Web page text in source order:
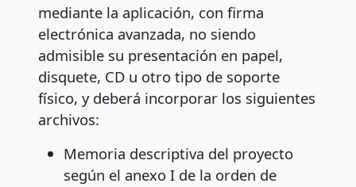
mediante la aplicación, con firma
electrónica avanzada, no siendo
admisible su presentación en papel,
disquete, CD u otro tipo de soporte
físico, y deberá incorporar los siguientes
archivos:
Memoria descriptiva del proyecto
según el anexo I de la orden de